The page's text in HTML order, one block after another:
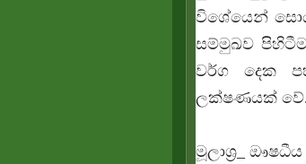
විශේයෙන්
සම්මුඛව
වර්ග දෙක
ලක්ෂණයක්
මූලාශ්‍ර_